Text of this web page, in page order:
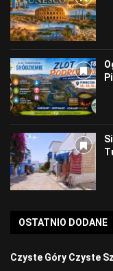
OSTATNIO DODANE
Czyste Góry Czyste